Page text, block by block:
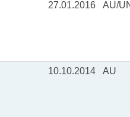
27.01.2016 AU/
10.10.2014 AU